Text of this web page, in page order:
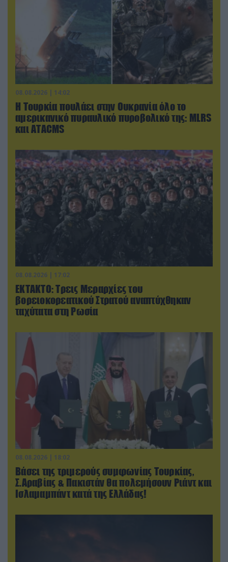
08.08.2026 | 14:02
Η Τουρκία πουλάει στην Ουκρανία όλο το
αμερικανικό πυραυλικό πυροβολικό της: MLRS
και ΑΤΑCMS
08.08.2026 | 17:02
ΕΚΤΑΚΤΟ: Τρεις Μεραρχίες του
βορειοκορεατικού Στρατού αναπτύχθηκαν
ταχύτατα στη Ρωσία
08.08.2026 | 18:02
Βάσει της τριμερούς συμφωνίας Τουρκίας,
Σ.Αραβίας & Πακιστάν θα πολεμήσουν Ριάντ και
Ισλαμαμπάντ κατά της Ελλάδας!